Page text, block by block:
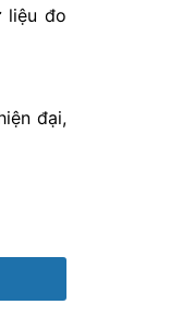
liệu đo
đại,